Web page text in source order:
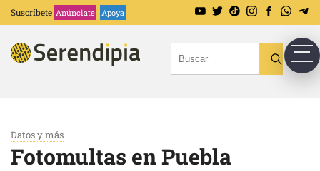
Suscríbete Anúnciate Apoya
Datos y más
Fotomultas en Puebla